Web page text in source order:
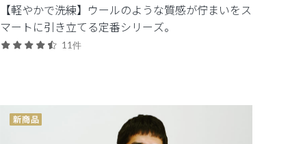
【軽やかで洗練】ウールのような質感が佇まいをス
マートに引き立てる定番シリーズ。
11件